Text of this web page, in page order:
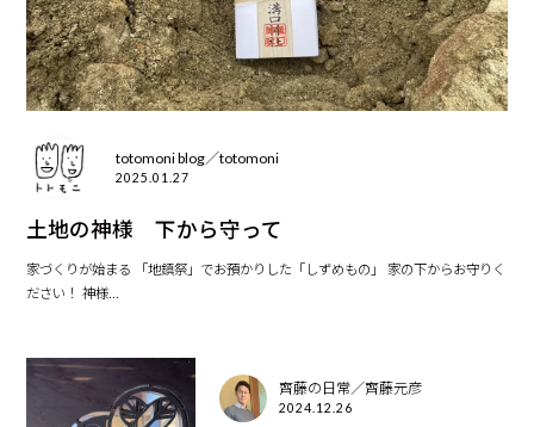
totomoni blog／totomoni
2025.01.27
土地の神様 下から守って
家づくりが始まる 「地鎮祭」でお預かりした「しずめもの」 家の下からお守りく
ださい！ 神様...
齊藤の日常／齊藤元彦
2024.12.26